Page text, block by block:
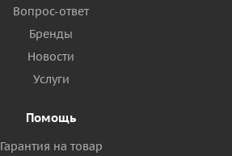
Вопрос-ответ
Бренды
Новости
Услуги
Помощь
Гарантия на товар